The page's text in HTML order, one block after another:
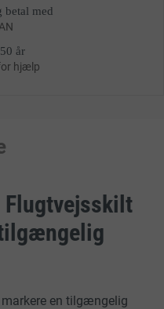
betal med
år
hjælp
Flugtvejsskilt
en tilgængelig